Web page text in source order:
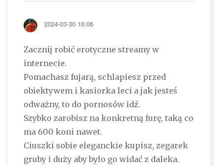
2024-03-30 16:06
Zacznij robić erotyczne streamy w
internecie.
Pomachasz fujarą, schlapiesz przed
obiektywem i kasiorka leci a jak jesteś
odważny, to do pornosów idź.
Szybko zarobisz na konkretną furę, taką co
ma 600 koni nawet.
Ciuszki sobie eleganckie kupisz, zegarek
gruby i duży aby było go widać z daleka.